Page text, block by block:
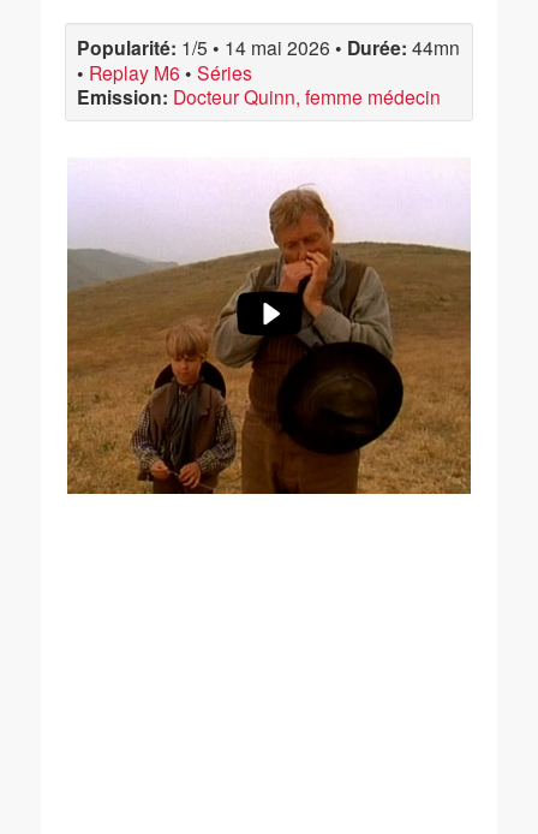
Popularité: 1/5 • 14 mai 2026 • Durée: 44mn
• Replay M6 • Séries
Emission: Docteur Quinn, femme médecin